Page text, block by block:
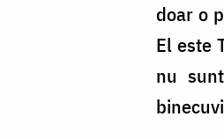
doar o
El este
nu